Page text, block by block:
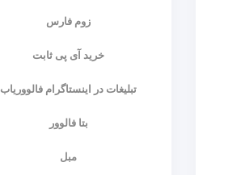
زوم فارس
خرید آی پی ثابت
تبلیغات در اینستاگرام فالووریاب
بتا فالوور
مبل